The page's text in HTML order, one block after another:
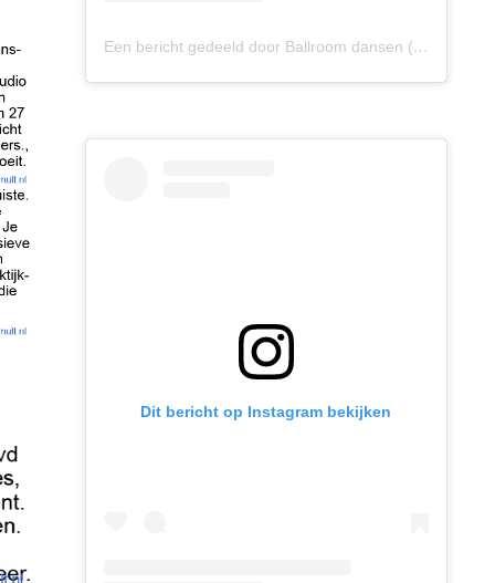
Een bericht gedeeld door Ballroom dansen (@ballroomdansen)
Dit bericht op Instagram bekijken